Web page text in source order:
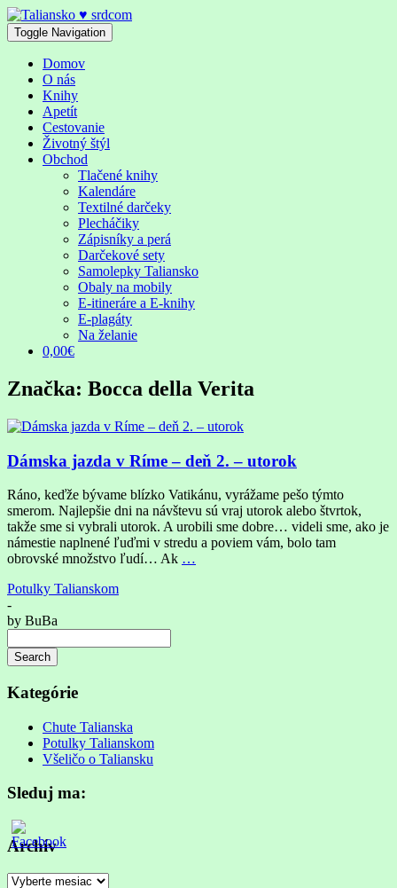
Skip
to
content
Toggle Navigation
Domov
O nás
Knihy
Apetít
Cestovanie
Životný štýl
Obchod
Tlačené knihy
Kalendáre
Textilné darčeky
Plecháčiky
Zápisníky a perá
Darčekové sety
Samolepky Taliansko
Obaly na mobily
E-itineráre a E-knihy
E-plagáty
Na želanie
0,00€
Značka: Bocca della Verita
Dámska jazda v Ríme – deň 2. – utorok
Ráno, keďže bývame blízko Vatikánu, vyrážame pešo týmto
smerom. Najlepšie dni na návštevu sú vraj utorok alebo štvrtok,
takže sme si vybrali utorok. A urobili sme dobre… videli sme, ako je
námestie naplnené ľuďmi v stredu a poviem vám, bolo tam
obrovské množstvo ľudí… Ak …
Potulky Talianskom
-
by BuBa
Search
is
progress
Kategórie
Chute Talianska
Potulky Talianskom
Všeličo o Taliansku
Sleduj ma:
Archív
Archív